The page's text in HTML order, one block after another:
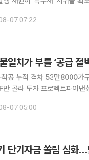
SR의 통합에 대한 언급은
07 07:22
일치가 부를 ‘공급
착공 누적 격차 53만8000가
낸싱(PF) 건전성 규제가 내년부터 시행되지만 대출을 대신할 자
금 유입이 늦어지면 신규 착
07 05:00
단기자금 쏠림 심화